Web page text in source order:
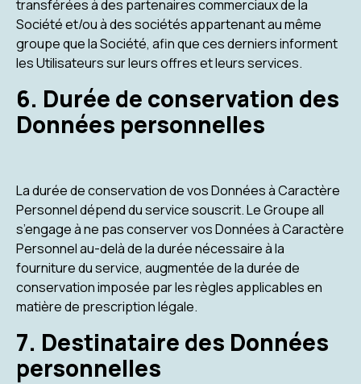
transférées à des partenaires commerciaux de la
Société et/ou à des sociétés appartenant au même
groupe que la Société, afin que ces derniers informent
les Utilisateurs sur leurs offres et leurs services.
6. Durée de conservation des
Données personnelles
La durée de conservation de vos Données à Caractère
Personnel dépend du service souscrit. Le Groupe all
s’engage à ne pas conserver vos Données à Caractère
Personnel au-delà de la durée nécessaire à la
fourniture du service, augmentée de la durée de
conservation imposée par les règles applicables en
matière de prescription légale.
7. Destinataire des Données
personnelles